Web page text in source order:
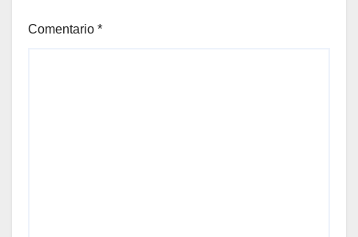
Comentario *